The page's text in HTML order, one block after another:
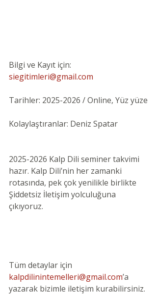
Bilgi ve Kayıt için:
siegitimleri@gmail.com
Tarihler: 2025-2026 / Online, Yüz yüze
Kolaylaştıranlar: Deniz Spatar
2025-2026 Kalp Dili seminer takvimi
hazır. Kalp Dili’nin her zamanki
rotasında, pek çok yenilikle birlikte
Şiddetsiz İletişim yolculuğuna
çıkıyoruz.
Tüm detaylar için
kalpdilinintemelleri@gmail.com’a
yazarak bizimle iletişim kurabilirsiniz.